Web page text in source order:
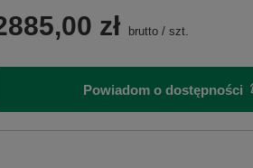
zł brutto/ szt.
Powiadom o dostępności